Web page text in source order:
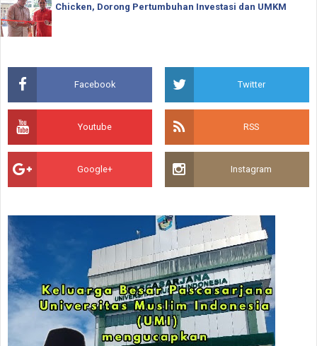
Chicken, Dorong Pertumbuhan Investasi dan UMKM
Facebook Twitter
Youtube RSS
Google+ Instagram